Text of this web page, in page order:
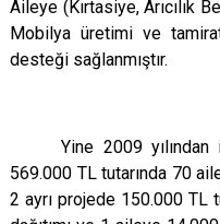
Aileye (Kırtasiye, Arıcılık
Mobilya üretimi ve
desteği sağlanmıştır.
Yine 2009
569.000 TL tutarında 70
2 ayrı projede 150.000 TL